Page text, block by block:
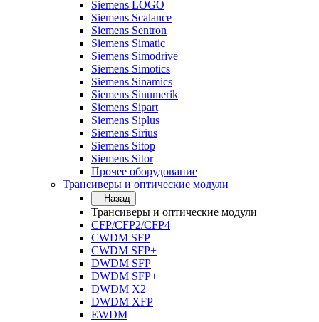
Siemens LOGO
Siemens Scalance
Siemens Sentron
Siemens Simatic
Siemens Simodrive
Siemens Simotics
Siemens Sinamics
Siemens Sinumerik
Siemens Sipart
Siemens Siplus
Siemens Sirius
Siemens Sitop
Siemens Sitor
Прочее оборудование
Трансиверы и оптические модули
Назад
Трансиверы и оптические модули
CFP/CFP2/CFP4
CWDM SFP
CWDM SFP+
DWDM SFP
DWDM SFP+
DWDM X2
DWDM XFP
EWDM